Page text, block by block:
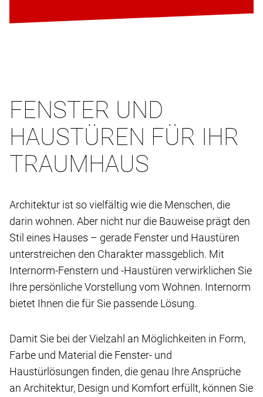
FENSTER UND
HAUSTÜREN FÜR IHR
TRAUMHAUS
Architektur ist so vielfältig wie die Menschen, die
darin wohnen. Aber nicht nur die Bauweise prägt den
Stil eines Hauses – gerade Fenster und Haustüren
unterstreichen den Charakter massgeblich. Mit
Internorm-Fenstern und -Haustüren verwirklichen Sie
Ihre persönliche Vorstellung vom Wohnen. Internorm
bietet Ihnen die für Sie passende Lösung.
Damit Sie bei der Vielzahl an Möglichkeiten in Form,
Farbe und Material die Fenster- und
Haustürlösungen finden, die genau Ihre Ansprüche
an Architektur, Design und Komfort erfüllt, können Sie